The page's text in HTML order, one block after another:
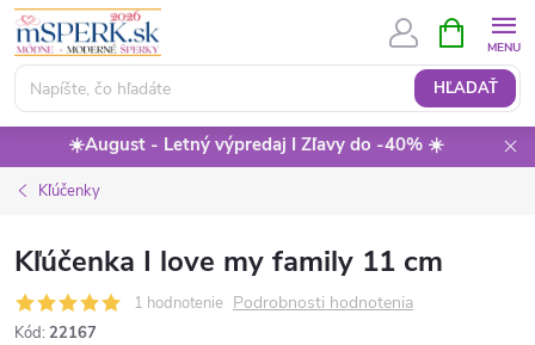
Prejsť
obsah
HĽADAŤ
KOŠÍK
☀️August - Letný výpredaj I Zľavy do -40% ☀️
Kľúčenky
Kľúčenka I love my family 11 cm
1 hodnotenie Podrobnosti hodnotenia
Kód: 22167